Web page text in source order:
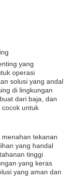
yang
operasi
solusi yang andal
di lingkungan
dari baja, dan
untuk
tekanan
yang handal
tinggi
yang keras
yang aman dan